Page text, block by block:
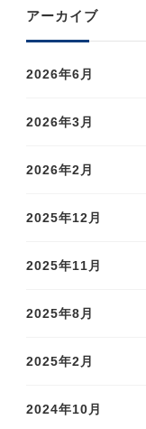
アーカイブ
2026年6月
2026年3月
2026年2月
2025年12月
2025年11月
2025年8月
2025年2月
2024年10月